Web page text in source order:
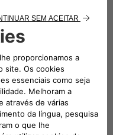
all’anno.
corrispettivo annuo di
a un prezzo fisso
(a scelta del
di ricarica: